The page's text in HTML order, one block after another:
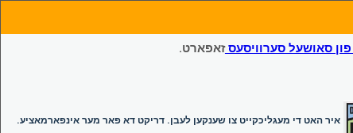
סאושעל סערוויסעסזאפארט.
איר האט די מעגליכקייט צו שענקען לעבן. דריקט דא פאר מער אינפארמאציע.